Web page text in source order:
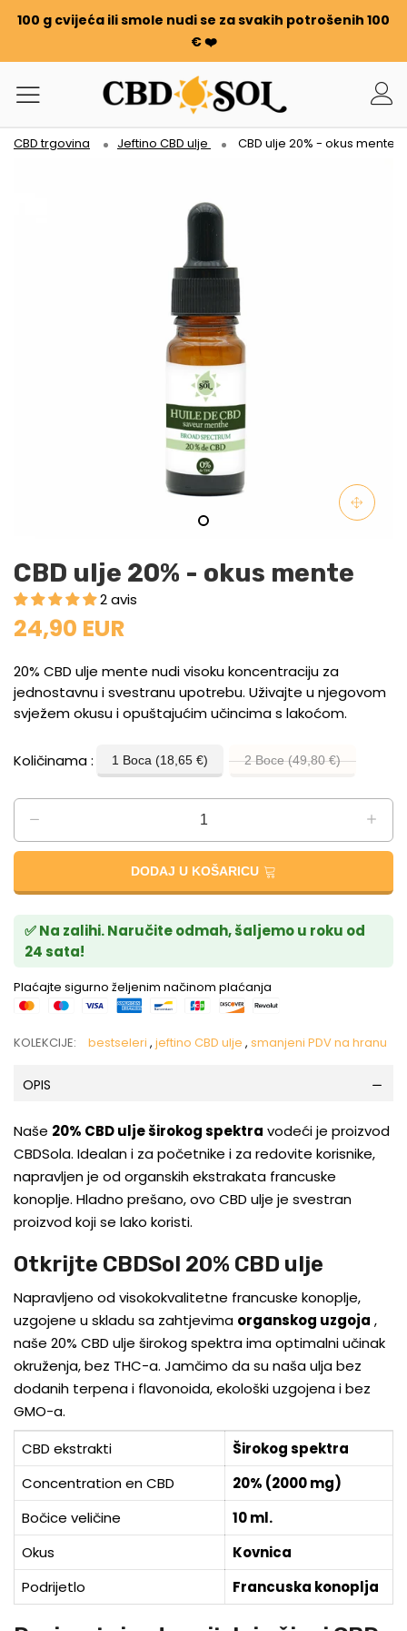
100 g cvijeća ili smole nudi se za svakih potrošenih 100
€ ❤️
CBD trgovina Jeftino CBD ulje CBD ulje 20% - okus mente
CBD ulje 20% - okus mente
2 avis
24,90 EUR
20% CBD ulje mente nudi visoku koncentraciju za
jednostavnu i svestranu upotrebu. Uživajte u njegovom
svježem okusu i opuštajućim učincima s lakoćom.
Količinama 1 Boca (18,65 €) 2 Boce (49,80 €)
DODAJ U KOŠARICU
✅ Na zalihi. Naručite odmah, šaljemo u roku od
24 sata!
Plaćajte sigurno željenim načinom plaćanja
KOLEKCIJE: bestseleri , jeftino CBD ulje , smanjeni PDV na hranu
OPIS
Naše 20% CBD ulje širokog spektra vodeći je proizvod
CBDSola. Idealan i za početnike i za redovite korisnike,
napravljen je od organskih ekstrakata francuske
konoplje. Hladno prešano, ovo CBD ulje je svestran
proizvod koji se lako koristi.
Otkrijte CBDSol 20% CBD ulje
Napravljeno od visokokvalitetne francuske konoplje,
uzgojene u skladu sa zahtjevima organskog uzgoja ,
naše 20% CBD ulje širokog spektra ima optimalni učinak
okruženja, bez THC-a. Jamčimo da su naša ulja bez
dodanih terpena i flavonoida, ekološki uzgojena i bez
GMO-a.
CBD ekstrakti
Širokog spektra
Concentration en CBD
20% (2000 mg)
Bočice veličine
10 ml.
Okus
Kovnica
Podrijetlo
Francuska konoplja